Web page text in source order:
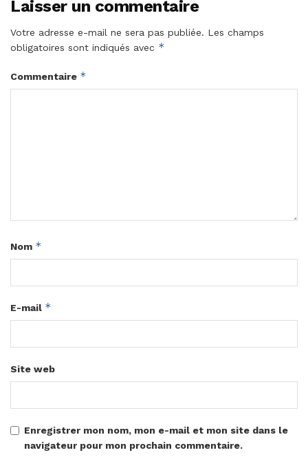
Laisser un commentaire
Votre adresse e-mail ne sera pas publiée. Les champs
obligatoires sont indiqués avec *
Commentaire *
Nom *
E-mail *
Site web
Enregistrer mon nom, mon e-mail et mon site dans le
navigateur pour mon prochain commentaire.